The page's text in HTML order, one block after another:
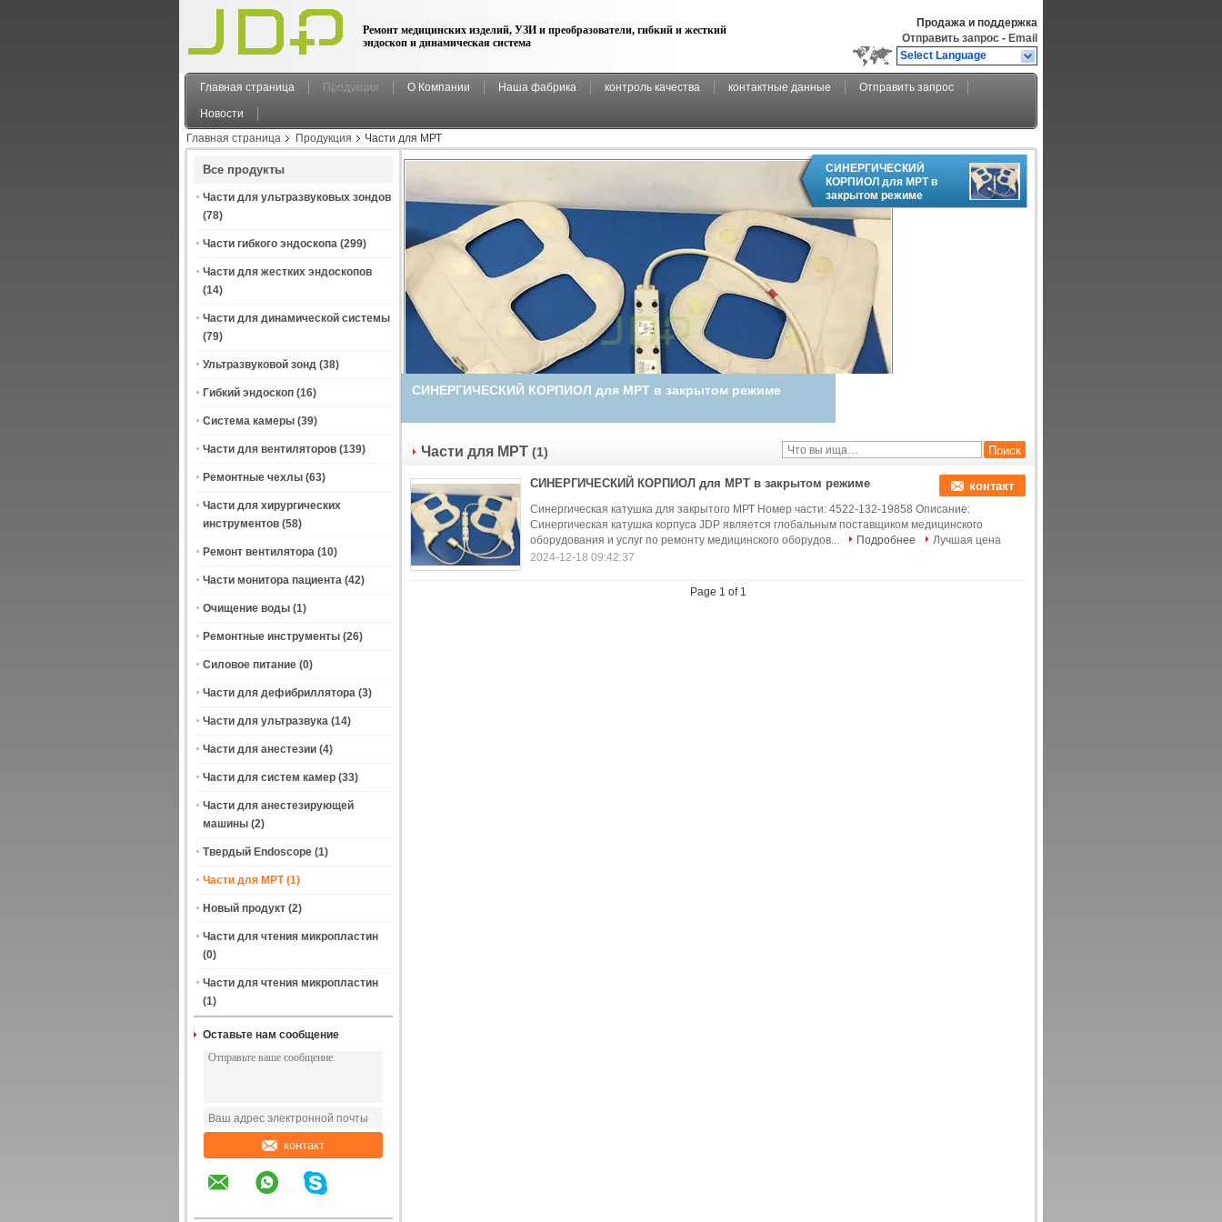
Ремонт медицинских изделий, УЗИ и преобразователи, гибкий и жесткий
эндоскоп и динамическая система
Продажа и поддержка
Отправить запрос - Email
Select Language
Главная страница Продукция О Компании Наша фабрика контроль качества контактные данные Отправить запрос
Новости
Главная страница
Продукция Части для МРТ
Все продукты
Части для ультразвуковых зондов
(78)
Части гибкого эндоскопа (299)
Части для жестких эндоскопов
(14)
Части для динамической системы
(79)
Ультразвуковой зонд (38)
Гибкий эндоскоп (16)
Система камеры (39)
Части для вентиляторов (139)
Ремонтные чехлы (63)
Части для хирургических
инструментов (58)
Ремонт вентилятора (10)
Части монитора пациента (42)
Очищение воды (1)
Ремонтные инструменты (26)
Силовое питание (0)
Части для дефибриллятора (3)
Части для ультразвука (14)
Части для анестезии (4)
Части для систем камер (33)
Части для анестезирующей
машины (2)
Твердый Endoscope (1)
Части для МРТ (1)
Новый продукт (2)
Части для чтения микропластин
(0)
Части для чтения микропластин
(1)
Оставьте нам сообщение
контакт
СИНЕРГИЧЕСКИЙ КОРПИОЛ для МРТ в закрытом режиме
СИНЕРГИЧЕСКИЙ
КОРПИОЛ для МРТ в
закрытом режиме
Части для МРТ (1)
СИНЕРГИЧЕСКИЙ КОРПИОЛ для МРТ в закрытом режиме контакт
Синергическая катушка для закрытого МРТ Номер части: 4522-132-19858 Описание:
Синергическая катушка корпуса JDP является глобальным поставщиком медицинского
оборудования и услуг по ремонту медицинского оборудов...
Подробнее
Лучшая цена
2024-12-18 09:42:37
Page 1 of 1